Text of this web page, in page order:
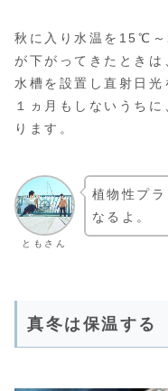
秋に入り水温を15℃
が下がってきたとき
水槽を設置し直射日光
１ヵ月もしないうち
ります。
ともさん
植物性プ
なるよ。
真冬は保温する